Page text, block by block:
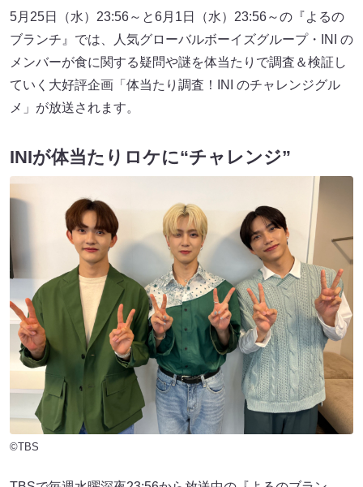
5月25日（水）23:56～と6月1日（水）23:56～の『よるの
ブランチ』では、人気グローバルボーイズグループ・INI の
メンバーが食に関する疑問や謎を体当たりで調査＆検証し
ていく大好評企画「体当たり調査！INI のチャレンジグル
メ」が放送されます。
INIが体当たりロケに“チャレンジ”
©TBS